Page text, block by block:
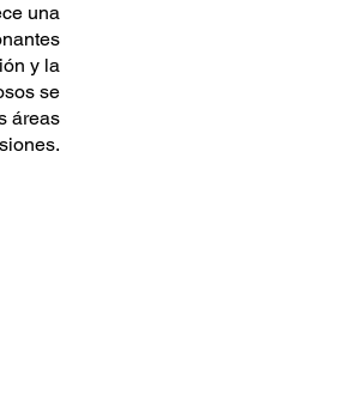
una
y la
se
áreas